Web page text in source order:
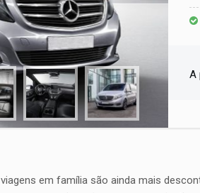
A
em família são ainda mais